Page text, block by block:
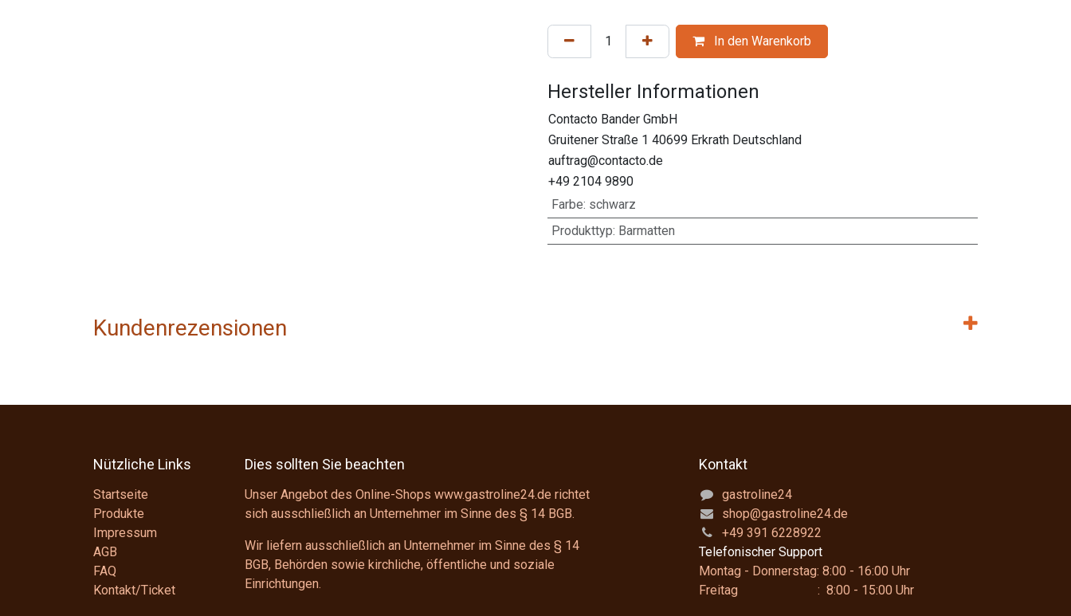
In den Warenkorb
Hersteller Informationen
Contacto Bander GmbH
Gruitener Straße 1 40699 Erkrath Deutschland
auftrag@contacto.de
+49 2104 9890
Farbe: schwarz
Produkttyp: Barmatten
Kundenrezensionen
Nützliche Links
Startseite
Produkte
Impressum
AGB
FAQ
Kontakt/Ticket
Dies sollten Sie beachten
Unser Angebot des Online-Shops www.gastroline24.de richtet
sich ausschließlich an Unternehmer im Sinne des § 14 BGB.
Wir liefern ausschließlich an Unternehmer im Sinne des § 14
BGB, Behörden sowie kirchliche, öffentliche und soziale
Einrichtungen.
Kontakt
gastroline24
shop@gastroline24.de
+49 391 6228922
Telefonischer Support
Montag - Donnerstag: 8:00 - 16:00 Uhr
Freitag : 8:00 - 15:00 Uhr